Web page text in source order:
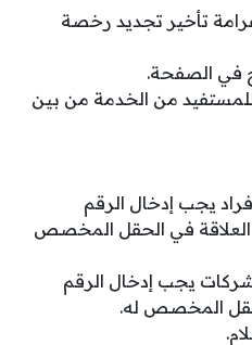
غرامة تأخير تجديد رخصة
في الصفحة.
للمستفيد من الخدمة من بين
يجب إدخال الرقم
في الحقل المخصص
يجب إدخال الرقم
المخصص له.